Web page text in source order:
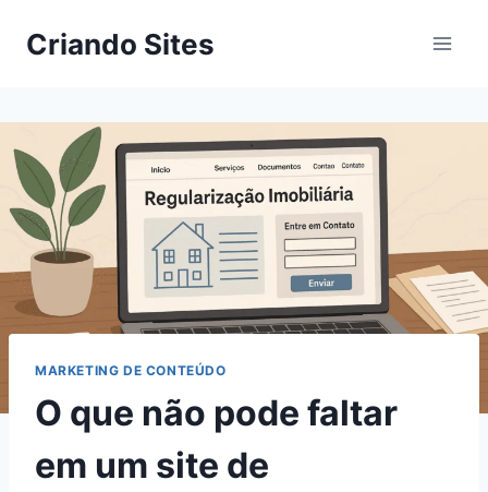
Criando Sites
MARKETING DE CONTEÚDO
O que não pode faltar
em um site de